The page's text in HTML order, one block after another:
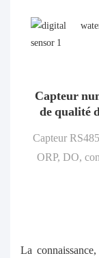
Capteur
de qualité
Capteur
ORP, DO,
La